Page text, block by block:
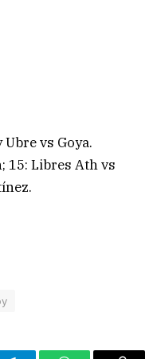
vs Goya.
15: Libres Ath vs